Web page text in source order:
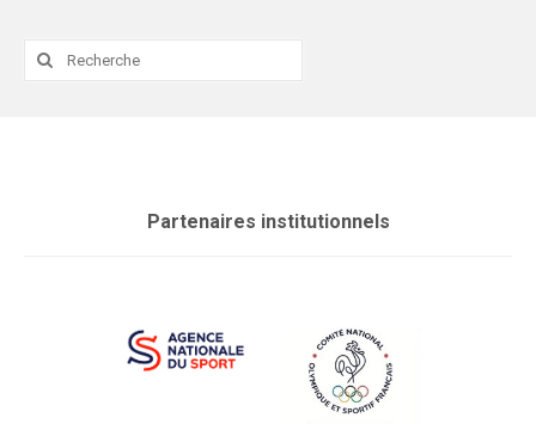
Rechercher
Partenaires institutionnels